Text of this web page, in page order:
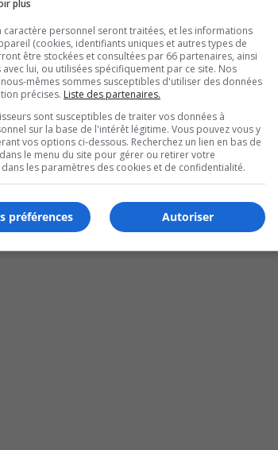
la Santé publique a été peaufiné pour y
accord pour la reprise des cours en
plus
caractère personnel seront traitées, et les informations
(cookies, identifiants uniques et autres types de
être stockées et consultées par 66 partenaires, ainsi
lui, ou utilisées spécifiquement par ce site. Nos
mêmes sommes susceptibles d'utiliser des données
précises. Liste des partenaires.
sont susceptibles de traiter vos données à
sur la base de l'intérêt légitime. Vous pouvez vous y
vos options ci-dessous. Recherchez un lien en bas de
le menu du site pour gérer ou retirer votre
les paramètres des cookies et de confidentialité.
Autoriser
préférences